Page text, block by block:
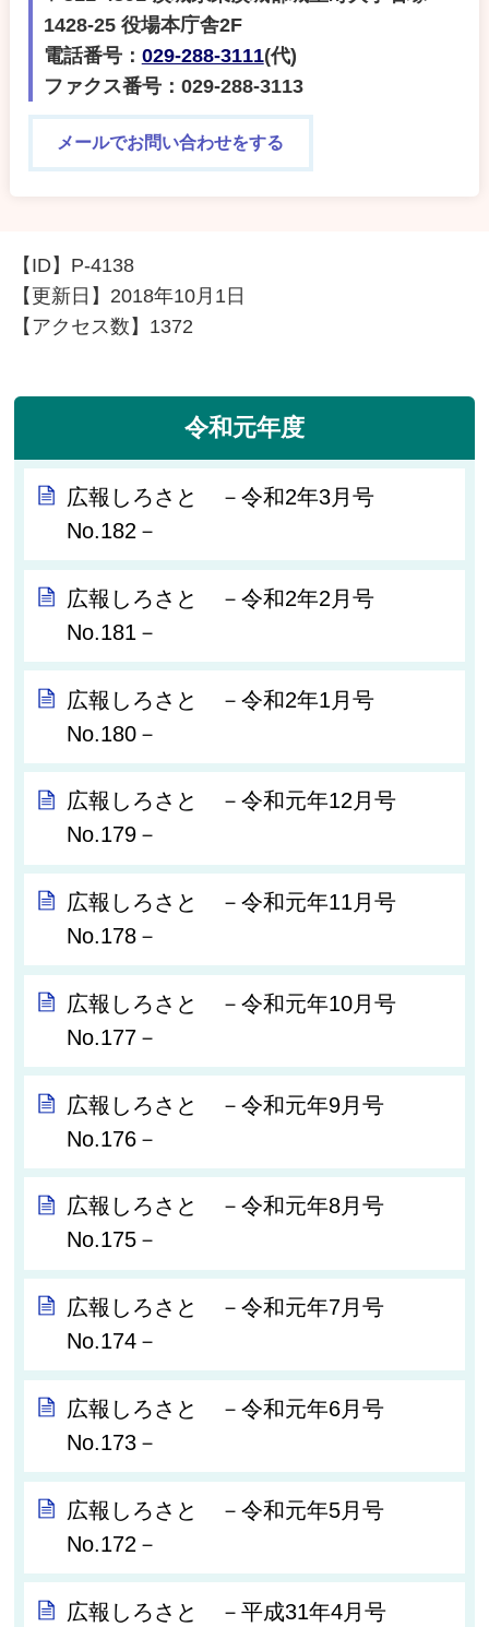
1428-25 役場本庁舎2F
電話番号： 029-288-3111(代)
ファクス番号：029-288-3113
メールでお問い合わせをする
【ID】 P-4138
【更新日】 2018年10月1日
【アクセス数】 1372
令和元年度
広報しろさと －令和2年3月号
No.182－
広報しろさと －令和2年2月号
No.181－
広報しろさと －令和2年1月号
No.180－
広報しろさと －令和元年12月号
No.179－
広報しろさと －令和元年11月号
No.178－
広報しろさと －令和元年10月号
No.177－
広報しろさと －令和元年9月号
No.176－
広報しろさと －令和元年8月号
No.175－
広報しろさと －令和元年7月号
No.174－
広報しろさと －令和元年6月号
No.173－
広報しろさと －令和元年5月号
No.172－
広報しろさと －平成31年4月号